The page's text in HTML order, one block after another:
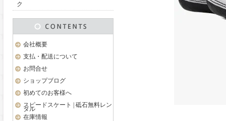
ク
会社概要
支払・配送について
お問合せ
ショップブログ
初めてのお客様へ
スピードスケート | 砥石無料レン
タル
在庫情報